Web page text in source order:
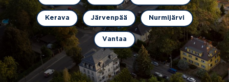
Kerava Järvenpää Nurmijärvi
Vantaa